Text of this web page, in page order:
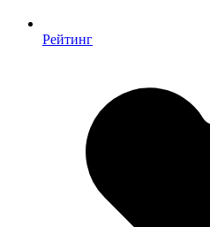
Рейтинг